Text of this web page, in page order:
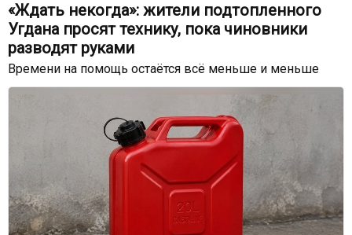
«Ждать некогда»: жители подтопленного
Угдана просят технику, пока чиновники
разводят руками
Времени на помощь остаётся всё меньше и меньше